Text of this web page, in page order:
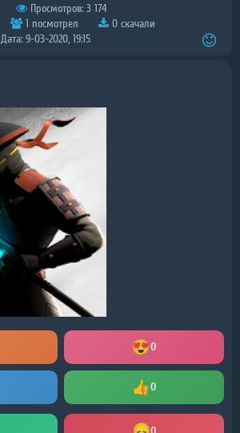
Просмотров: 3 174
1 посмотрел
0 скачали
Дата: 9-03-2020, 19:15
0
0